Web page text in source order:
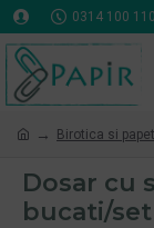
0314 100 110
Birotica si
Dosar cu
bucati/set